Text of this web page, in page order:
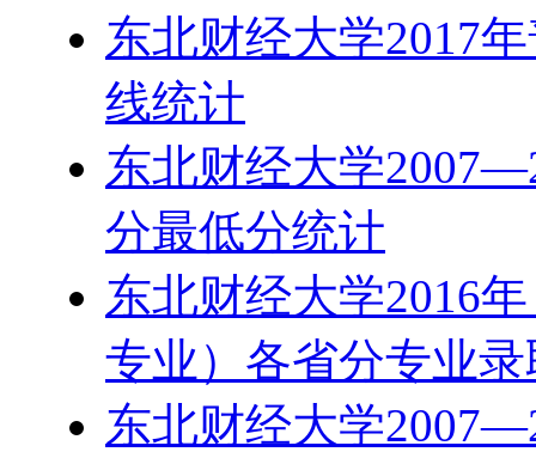
东北财经大学2017
线统计
东北财经大学
分最低分统计
东北财经大学2016
专业）各省分专业
东北财经大学